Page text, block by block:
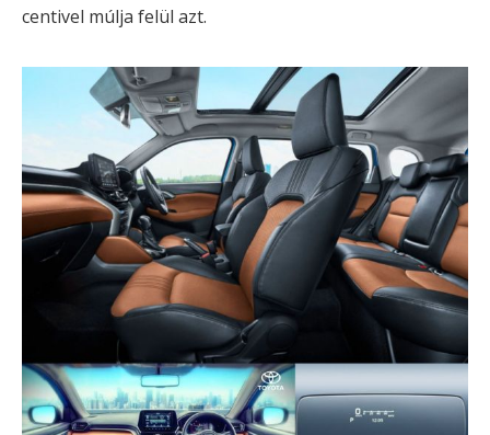
centivel múlja felül azt.